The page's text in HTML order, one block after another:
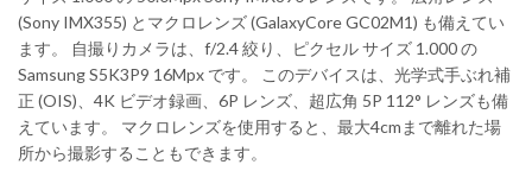
(Sony IMX355) とマクロレンズ (GalaxyCore GC02M1) も備えてい
ます。 自撮りカメラは、f/2.4 絞り、ピクセル サイズ 1.000 の
Samsung S5K3P9 16Mpx です。 このデバイスは、光学式手ぶれ補
正 (OIS)、4K ビデオ録画、6P レンズ、超広角 5P 112° レンズも備
えています。 マクロレンズを使用すると、最大4cmまで離れた場
所から撮影することもできます。